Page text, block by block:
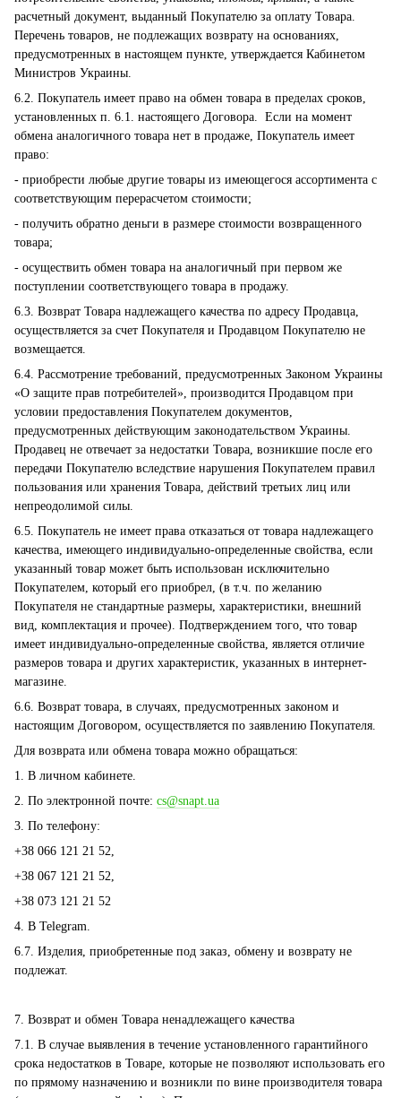
расчетный документ, выданный Покупателю за оплату Товара.
Перечень товаров, не подлежащих возврату на основаниях,
предусмотренных в настоящем пункте, утверждается Кабинетом
Министров Украины.
6.2. Покупатель имеет право на обмен товара в пределах сроков,
установленных п. 6.1. настоящего Договора. Если на момент
обмена аналогичного товара нет в продаже, Покупатель имеет
право:
- приобрести любые другие товары из имеющегося ассортимента с
соответствующим перерасчетом стоимости;
- получить обратно деньги в размере стоимости возвращенного
товара;
- осуществить обмен товара на аналогичный при первом же
поступлении соответствующего товара в продажу.
6.3. Возврат Товара надлежащего качества по адресу Продавца,
осуществляется за счет Покупателя и Продавцом Покупателю не
возмещается.
6.4. Рассмотрение требований, предусмотренных Законом Украины
«О защите прав потребителей», производится Продавцом при
условии предоставления Покупателем документов,
предусмотренных действующим законодательством Украины.
Продавец не отвечает за недостатки Товара, возникшие после его
передачи Покупателю вследствие нарушения Покупателем правил
пользования или хранения Товара, действий третьих лиц или
непреодолимой силы.
6.5. Покупатель не имеет права отказаться от товара надлежащего
качества, имеющего индивидуально-определенные свойства, если
указанный товар может быть использован исключительно
Покупателем, который его приобрел, (в т.ч. по желанию
Покупателя не стандартные размеры, характеристики, внешний
вид, комплектация и прочее). Подтверждением того, что товар
имеет индивидуально-определенные свойства, является отличие
размеров товара и других характеристик, указанных в интернет-
магазине.
6.6. Возврат товара, в случаях, предусмотренных законом и
настоящим Договором, осуществляется по заявлению Покупателя.
Для возврата или обмена товара можно обращаться:
1. В личном кабинете.
2. По электронной почте: cs@snapt.ua
3. По телефону:
+38 066 121 21 52,
+38 067 121 21 52,
+38 073 121 21 52
4. В Telegram.
6.7. Изделия, приобретенные под заказ, обмену и возврату не
подлежат.
7. Возврат и обмен Товара ненадлежащего качества
7.1. В случае выявления в течение установленного гарантийного
срока недостатков в Товаре, которые не позволяют использовать его
по прямому назначению и возникли по вине производителя товара